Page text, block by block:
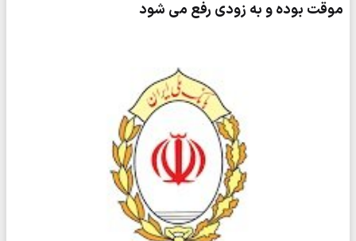
موقت بوده و به زودی رفع می شود